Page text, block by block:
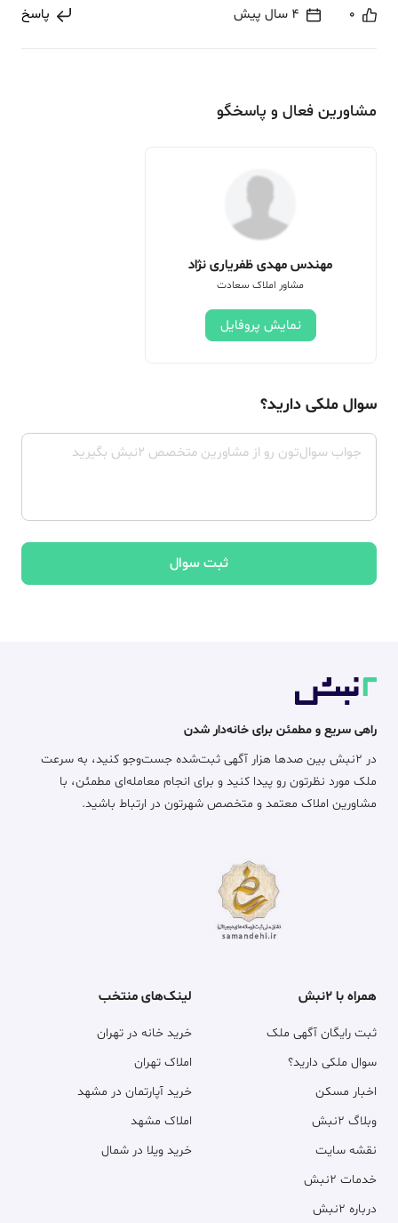
0 4 سال پیش پاسخ
مشاورین فعال و پاسخگو
مهندس مهدی ظفریاری نژاد
مشاور املاک سعادت
نمایش پروفایل
سوال ملکی دارید؟
ثبت سوال
راهی سریع و مطمئن برای خانه‌دار شدن
در ۲نبش بین صدها هزار آگهی ثبت‌شده جست‌وجو کنید، به سرعت
ملک مورد نظرتون رو پیدا کنید و برای انجام معامله‌ای مطمئن، با
مشاورین املاک معتمد و متخصص شهرتون در ارتباط باشید.
همراه با ۲نبش
ثبت رایگان آگهی ملک
سوال ملکی دارید؟
اخبار مسکن
وبلاگ ۲نبش
نقشه سایت
خدمات ۲نبش
درباره ۲نبش
لینک‌های منتخب
خرید خانه در تهران
املاک تهران
خرید آپارتمان در مشهد
املاک مشهد
خرید ویلا در شمال